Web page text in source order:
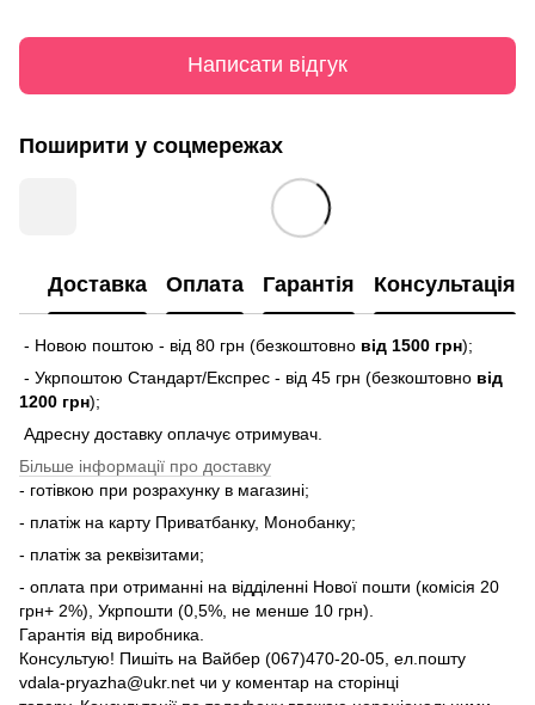
Написати відгук
Поширити у соцмережах
Доставка Оплата Гарантія Консультація
- Новою поштою - від 80 грн (безкоштовно від 1500 грн);
- Укрпоштою Стандарт/Експрес - від 45 грн (безкоштовно від
1200 грн);
Адресну доставку оплачує отримувач.
Більше інформації про доставку
- готівкою при розрахунку в магазині;
- платіж на карту Приватбанку, Монобанку;
- платіж за реквізитами;
- оплата при отриманні на відділенні Нової пошти (комісія 20
грн+ 2%), Укрпошти (0,5%, не менше 10 грн).
Гарантія від виробника.
Консультую! Пишіть на Вайбер (067)470-20-05, ел.пошту
vdala-pryazha@ukr.net чи у коментар на сторінці